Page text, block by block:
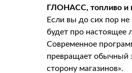
ГЛОНАСС, топливо и
Если вы до сих пор
будет про настоящее
Современное
превращает обычный
сторону магазинов».